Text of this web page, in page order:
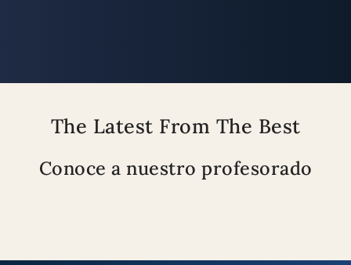
The Latest From The Best
Conoce a nuestro profesorado